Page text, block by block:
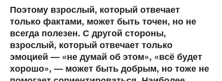
Поэтому взрослый, который отвечает
только фактами, может быть точен, но не
всегда полезен. С другой стороны,
взрослый, который отвечает только
эмоцией — «не думай об этом», «всё будет
хорошо», — может быть добрым, но тоже не